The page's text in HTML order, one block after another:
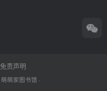
免责声明
萌萌家图书馆 ·